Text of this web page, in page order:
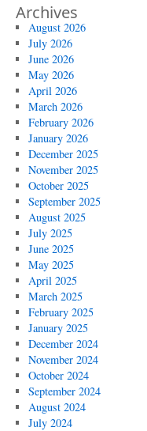
Archives
August 2026
July 2026
June 2026
May 2026
April 2026
March 2026
February 2026
January 2026
December 2025
November 2025
October 2025
September 2025
August 2025
July 2025
June 2025
May 2025
April 2025
March 2025
February 2025
January 2025
December 2024
November 2024
October 2024
September 2024
August 2024
July 2024